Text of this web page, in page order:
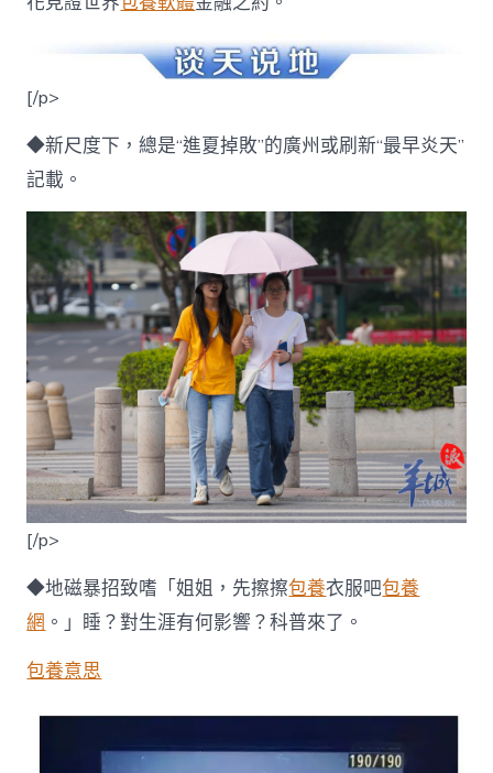
[/p>
◆新尺度下，總是“進夏掉敗”的廣州或刷新“最早炎天”
記載。
[/p>
◆地磁暴招致嗜「姐姐，先擦擦包養衣服吧包養
網 。」睡？對生涯有何影響？科普來了。
包養意思